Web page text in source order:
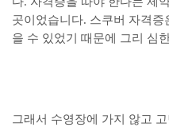
곳이었습니다. 스쿠버 자격
을 수 있었기 때문에 그리 심
그래서 수영장에 가지 않고